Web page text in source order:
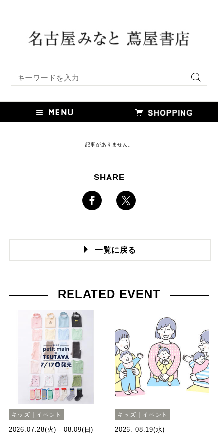
記事がありません。
SHARE
一覧に戻る
RELATED EVENT
キッズ｜イベント
2026.07.28(火) - 08.09(日)
キッズ｜イベント
2026. 08.19(水)